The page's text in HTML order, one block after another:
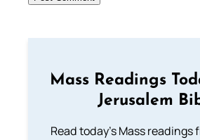
Mass Readings
Jerusalem
Read today's Mass readings